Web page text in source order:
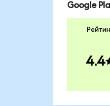
Google
4.4